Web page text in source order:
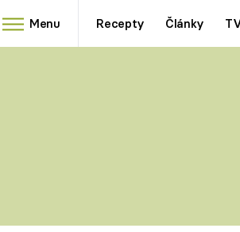
Menu Recepty Články